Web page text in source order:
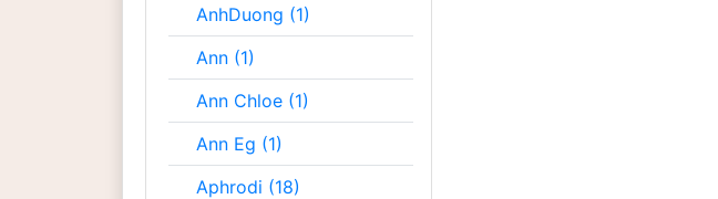
AnhDuong (1)
Ann (1)
Ann Chloe (1)
Ann Eg (1)
Aphrodi (18)